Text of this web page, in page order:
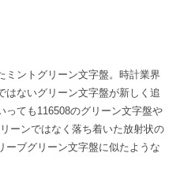
ミントグリーン文字盤。時計業界
はないグリーン文字盤が新しく追
っても116508のグリーン文字盤や
ーンではなく落ち着いた放射状の
ーブグリーン文字盤に似たような